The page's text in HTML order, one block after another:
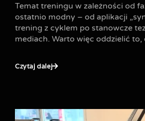
Temat treningu w zależności od
ostatnio modny – od aplikacji
trening z cyklem po stanowcze
mediach. Warto więc oddzielić
Czytaj dalej